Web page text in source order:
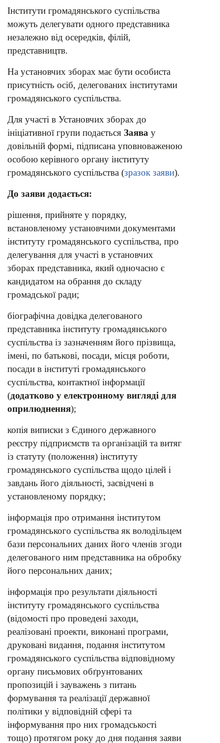
Інститути громадянського суспільства
можуть делегувати одного представника
незалежно від осередків, філій,
представництв.
На установчих зборах має бути особиста
присутність осіб, делегованих інститутами
громадянського суспільства.
Для участі в Установчих зборах до
ініціативної групи подається Заява у
довільній формі, підписана уповноваженою
особою керівного органу інституту
громадянського суспільства (зразок заяви).
До заяви додається:
рішення, прийняте у порядку,
встановленому установчими документами
інституту громадянського суспільства, про
делегування для участі в установчих
зборах представника, який одночасно є
кандидатом на обрання до складу
громадської ради;
біографічна довідка делегованого
представника інституту громадянського
суспільства із зазначенням його прізвища,
імені, по батькові, посади, місця роботи,
посади в інституті громадянського
суспільства, контактної інформації
(додатково у електронному вигляді для
оприлюднення);
копія виписки з Єдиного державного
реєстру підприємств та організацій та витяг
із статуту (положення) інституту
громадянського суспільства щодо цілей і
завдань його діяльності, засвідчені в
установленому порядку;
інформація про отримання інститутом
громадянського суспільства як володільцем
бази персональних даних його членів згоди
делегованого ним представника на обробку
його персональних даних;
інформація про результати діяльності
інституту громадянського суспільства
(відомості про проведені заходи,
реалізовані проекти, виконані програми,
друковані видання, подання інститутом
громадянського суспільства відповідному
органу письмових обґрунтованих
пропозицій і зауважень з питань
формування та реалізації державної
політики у відповідній сфері та
інформування про них громадськості
тощо) протягом року до дня подання заяви